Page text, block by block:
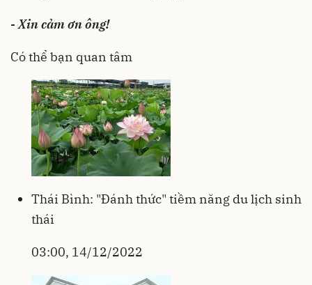
- Xin cảm ơn ông!
Có thể bạn quan tâm
Thái Bình: "Đánh thức" tiềm năng du lịch sinh
thái
03:00, 14/12/2022